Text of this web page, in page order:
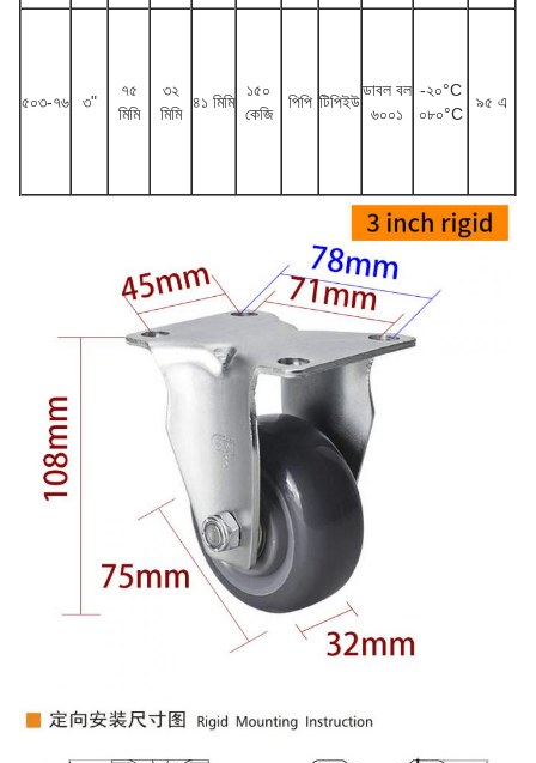
৫০৩-৭৬ ৩"
৭৫
মিমি
৩২
মিমি
৪১ মিমি
১৫০
কেজি
পিপি টিপিইউ
ডাবল বল
৬০০১
-২০°C
০৮০°C
৯৫ এ